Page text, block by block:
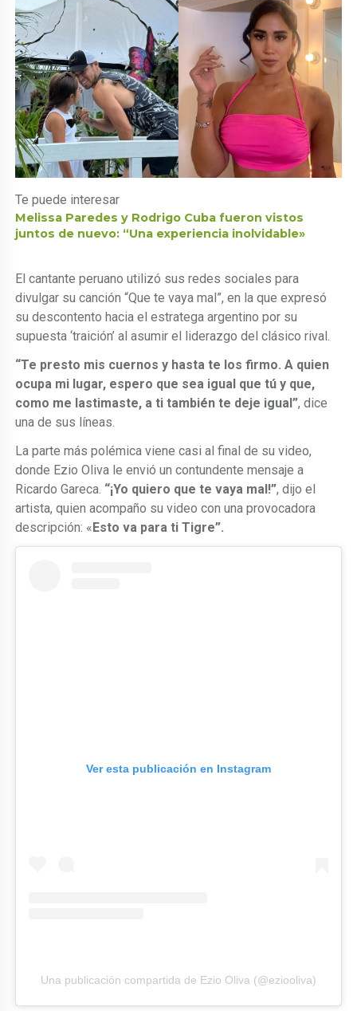
Te puede interesar
Melissa Paredes y Rodrigo Cuba fueron vistos
juntos de nuevo: “Una experiencia inolvidable»
El cantante peruano utilizó sus redes sociales para
divulgar su canción “Que te vaya mal”, en la que expresó
su descontento hacia el estratega argentino por su
supuesta ‘traición’ al asumir el liderazgo del clásico rival.
“Te presto mis cuernos y hasta te los firmo. A quien
ocupa mi lugar, espero que sea igual que tú y que,
como me lastimaste, a ti también te deje igual”, dice
una de sus líneas.
La parte más polémica viene casi al final de su video,
donde Ezio Oliva le envió un contundente mensaje a
Ricardo Gareca. “¡Yo quiero que te vaya mal!”, dijo el
artista, quien acompaño su video con una provocadora
descripción: « Esto va para ti Tigre”.
Ver esta publicación en Instagram
Una publicación compartida de Ezio Oliva (@eziooliva)